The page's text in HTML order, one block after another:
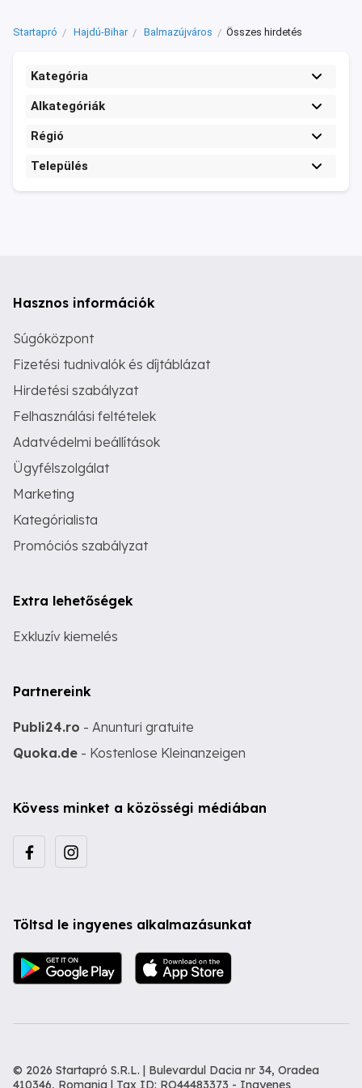
Startapró Hajdú-Bihar Balmazújváros Összes hirdetés
Kategória
Alkategóriák
Régió
Település
Hasznos információk
Súgóközpont
Fizetési tudnivalók és díjtáblázat
Hirdetési szabályzat
Felhasználási feltételek
Adatvédelmi beállítások
Ügyfélszolgálat
Marketing
Kategórialista
Promóciós szabályzat
Extra lehetőségek
Exkluzív kiemelés
Partnereink
Publi24.ro - Anunturi gratuite
Quoka.de - Kostenlose Kleinanzeigen
Kövess minket a közösségi médiában
Töltsd le ingyenes alkalmazásunkat
© 2026 Startapró S.R.L. | Bulevardul Dacia nr 34, Oradea
410346, Romania | Tax ID: RO44483373 - Ingyenes